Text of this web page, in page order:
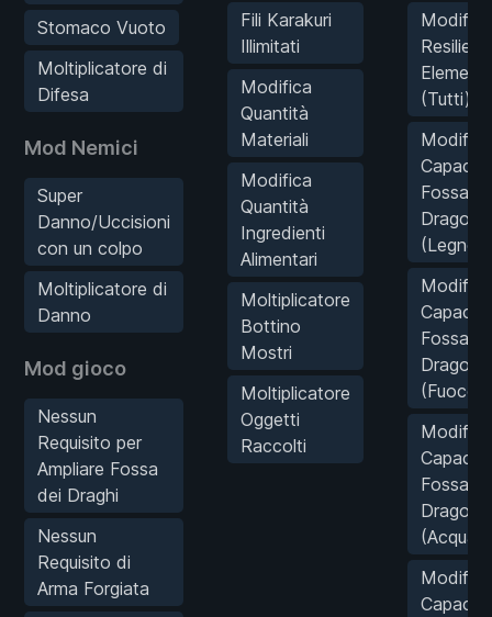
Stomaco Vuoto
Moltiplicatore di
Difesa
Mod Nemici
Super
Danno/Uccisioni
con un colpo
Moltiplicatore di
Danno
Mod gioco
Nessun
Requisito per
Ampliare Fossa
dei Draghi
Nessun
Requisito di
Arma Forgiata
Fili Karakuri
Illimitati
Modifica
Quantità
Materiali
Modifica
Quantità
Ingredienti
Alimentari
Moltiplicatore
Bottino
Mostri
Moltiplicatore
Oggetti
Raccolti
Modifica
(Tutti)
Modifica
Capacità
Fossa
Drago
(Legno)
Modifica
Capacità
Fossa
Drago
(Fuoco)
Modifica
Capacità
Fossa
Drago
(Acqua)
Modifica
Capacità